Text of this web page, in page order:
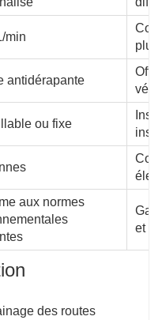
min
antidérapante
ou fixe
aux normes
et
des routes